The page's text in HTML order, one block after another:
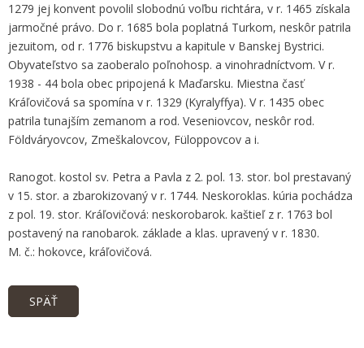
1279 jej konvent povolil slobodnú voľbu richtára, v r. 1465 získala
jarmočné právo. Do r. 1685 bola poplatná Turkom, neskôr patrila
jezuitom, od r. 1776 biskupstvu a kapitule v Banskej Bystrici.
Obyvateľstvo sa zaoberalo poľnohosp. a vinohradníctvom. V r.
1938 - 44 bola obec pripojená k Maďarsku. Miestna časť
Kráľovičová sa spomína v r. 1329 (Kyralyffya). V r. 1435 obec
patrila tunajším zemanom a rod. Veseniovcov, neskôr rod.
Földváryovcov, Zmeškalovcov, Füloppovcov a i.
Ranogot. kostol sv. Petra a Pavla z 2. pol. 13. stor. bol prestavaný
v 15. stor. a zbarokizovaný v r. 1744. Neskoroklas. kúria pochádza
z pol. 19. stor. Kráľovičová: neskorobarok. kaštieľ z r. 1763 bol
postavený na ranobarok. základe a klas. upravený v r. 1830.
M. č.: hokovce, kráľovičová.
SPÄŤ